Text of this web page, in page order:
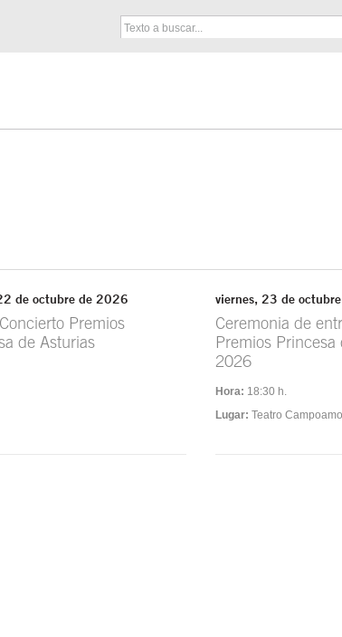
de octubre de 2026
Premios
de Asturias
viernes, 23 de
Ceremonia de
Premios Princesa
2026
Hora: 18:30 h.
Lugar: Teatro